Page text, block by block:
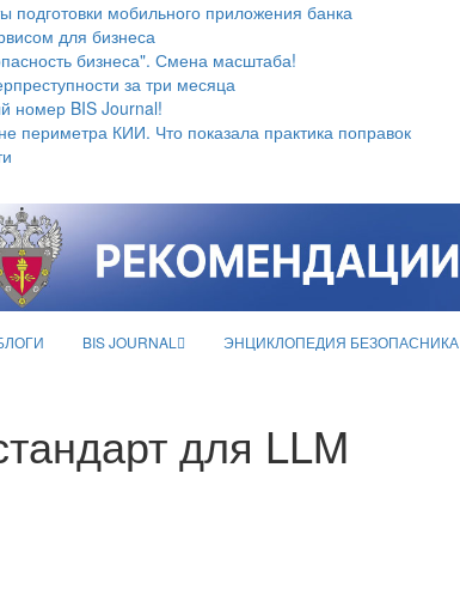
мобильного приложения банка
для бизнеса
бизнеса". Смена масштаба!
за три месяца
номер BIS Journal!
периметра КИИ. Что показала практика поправок
BIS JOURNAL ЭНЦИКЛОПЕДИЯ БЕЗОПАСНИКА
для LLM